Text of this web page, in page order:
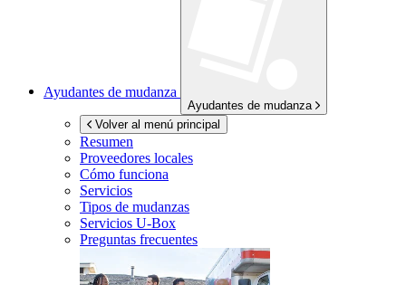
Ayudantes de mudanza
Ayudantes de mudanza
Volver al menú principal
Resumen
Proveedores locales
Cómo funciona
Servicios
Tipos de mudanzas
Servicios U-Box
Preguntas frecuentes